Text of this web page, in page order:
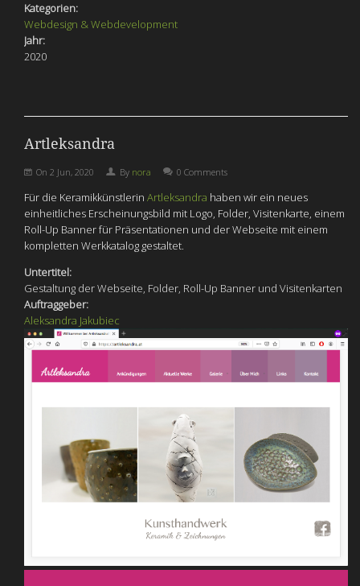
Kategorien:
Webdesign & Webdevelopment
Jahr:
2020
Artleksandra
On 2 Jun, 2020 By nora 0 Comments
Für die Keramikkünstlerin Artleksandra haben wir ein neues
einheitliches Erscheinungsbild mit Logo, Folder, Visitenkarte, einem
Roll-Up Banner für Präsentationen und der Webseite mit einem
kompletten Werkkatalog gestaltet.
Untertitel:
Gestaltung der Webseite, Folder, Roll-Up Banner und Visitenkarten
Auftraggeber:
Aleksandra Jakubiec